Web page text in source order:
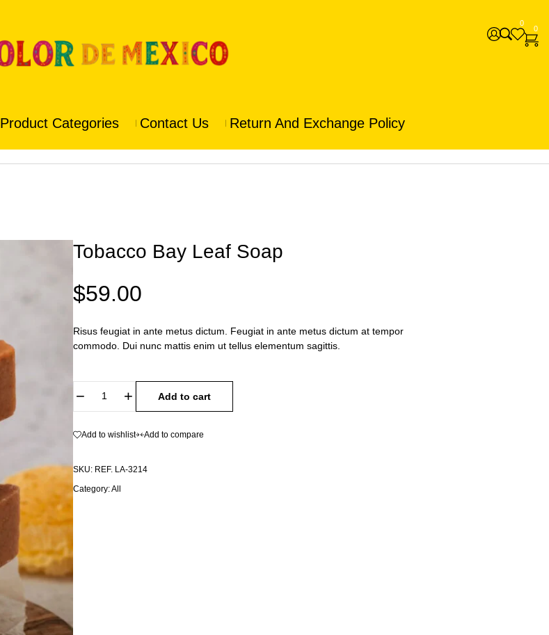
0
0
Product Categories Contact Us Return And Exchange Policy
Tobacco Bay Leaf Soap
$59.00
Risus feugiat in ante metus dictum. Feugiat in ante metus dictum at tempor
commodo. Dui nunc mattis enim ut tellus elementum sagittis.
Add to cart
Add to wishlist Add to compare
SKU: REF. LA-3214
Category:All